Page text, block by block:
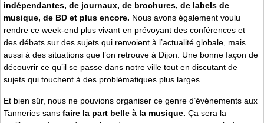
indépendantes, de journaux, de brochures, de labels de
musique, de BD et plus encore. Nous avons également voulu
rendre ce week-end plus vivant en prévoyant des conférences et
des débats sur des sujets qui renvoient à l’actualité globale, mais
aussi à des situations que l’on retrouve à Dijon. Une bonne façon de
découvrir ce qu’il se passe dans notre ville tout en discutant de
sujets qui touchent à des problématiques plus larges.
Et bien sûr, nous ne pouvions organiser ce genre d’événements aux
Tanneries sans faire la part belle à la musique. Ça sera la